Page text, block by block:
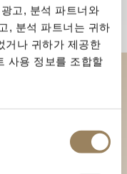
고, 분석 파트너와
, 분석 파트너는 귀하
거나 귀하가 제공한
사용 정보를 조합할